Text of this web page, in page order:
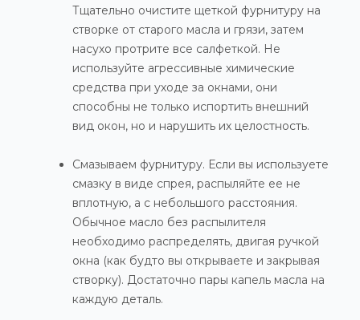
Тщательно очистите щеткой фурнитуру на
створке от старого масла и грязи, затем
насухо протрите все салфеткой. Не
используйте агрессивные химические
средства при уходе за окнами, они
способны не только испортить внешний
вид окон, но и нарушить их целостность.
Смазываем фурнитуру. Если вы используете
смазку в виде спрея, распыляйте ее не
вплотную, а с небольшого расстояния.
Обычное масло без распылителя
необходимо распределять, двигая ручкой
окна (как будто вы открываете и закрывая
створку). Достаточно пары капель масла на
каждую деталь.